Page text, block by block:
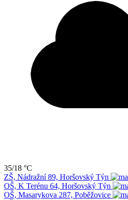
35/18 °C
ZŠ, Nádražní 89, Horšovský Týn
OŠ, K Terénu 64, Horšovský Týn
OŠ, Masarykova 287, Poběžovice